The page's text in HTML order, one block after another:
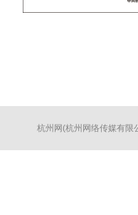
杭州网(杭州网络传媒有限